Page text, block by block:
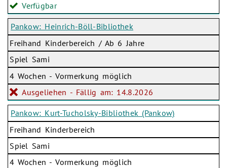
Verfügbar
Pankow: Heinrich-Böll-Bibliothek
Freihand Kinderbereich / Ab 6 Jahre
Spiel Sami
4 Wochen - Vormerkung möglich
Ausgeliehen - Fällig am: 14.8.2026
Pankow: Kurt-Tucholsky-Bibliothek (Pankow)
Freihand Kinderbereich
Spiel Sami
4 Wochen - Vormerkung möglich